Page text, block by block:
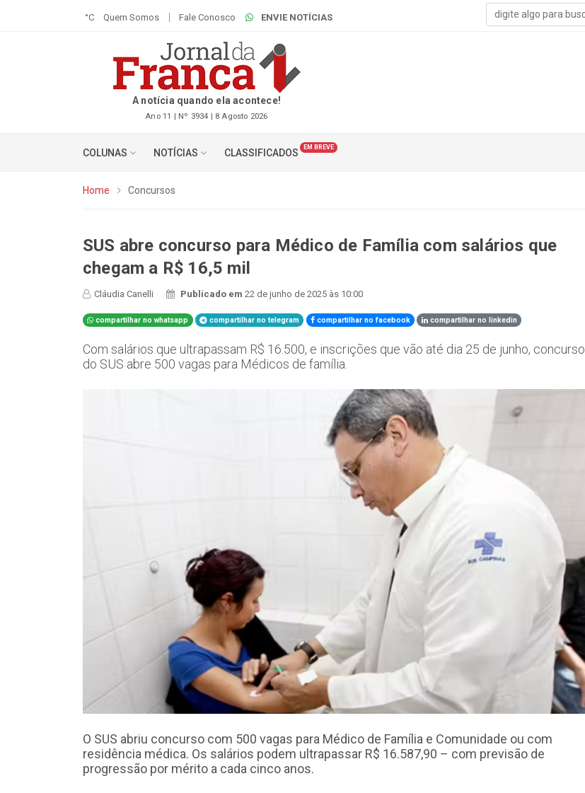
°C Quem Somos Fale Conosco ENVIE NOTÍCIAS
A notícia quando ela acontece!
Ano 11 | Nº 3934 | 8 Agosto 2026
COLUNAS NOTÍCIAS CLASSIFICADOS EM BREVE
Home Concursos
SUS abre concurso para Médico de Família com salários que
chegam a R$ 16,5 mil
Cláudia Canelli Publicado em22 de junho de 2025 às 10:00
compartilhar no whatsapp compartilhar no telegram compartilhar no facebook compartilhar no linkedin
Com salários que ultrapassam R$ 16.500, e inscrições que vão até dia 25 de junho, concurso
do SUS abre 500 vagas para Médicos de família.
O SUS abriu concurso com 500 vagas para Médico de Família e Comunidade ou com
residência médica. Os salários podem ultrapassar R$ 16.587,90 – com previsão de
progressão por mérito a cada cinco anos.